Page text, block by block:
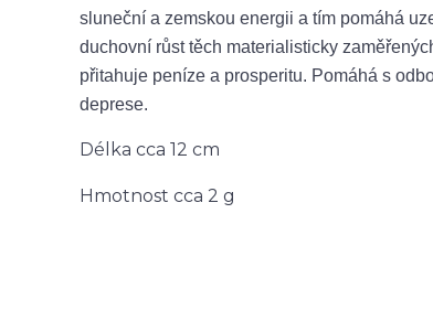
sluneční a zemskou energii a tím pomáhá
duchovní růst těch materialisticky
přitahuje peníze a prosperitu. Pomáhá s
deprese.
Délka cca 12 cm
Hmotnost cca 2 g